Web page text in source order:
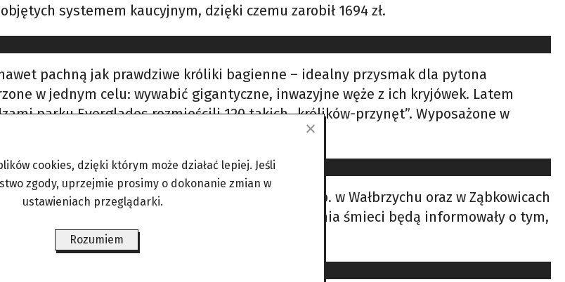
systemem kaucyjnym, dzięki czemu zarobił 1694 zł.
pachną jak prawdziwe króliki bagienne – idealny przysmak dla pytona
w jednym celu: wywabić gigantyczne, inwazyjne węże z ich kryjówek. Latem
parku Everglades rozmieścili 120 takich „królików-przynęt”. Wyposażone w
darmowych worków. Dzieje się tak np. w Wałbrzychu oraz w Ząbkowicach
z nadajnikami RFID. W przypadku złego sortowania śmieci będą informowały o tym,
nowym w Szwecji, Niemczech
cookies, dzięki którym może działać lepiej. Jeśli
zgody, uprzejmie prosimy o dokonanie zmian w
ustawieniach przeglądarki.
Rozumiem